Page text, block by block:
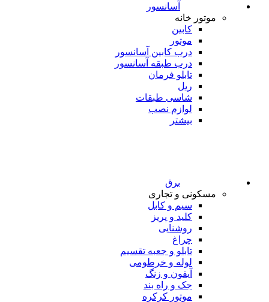
آسانسور
موتور خانه
کابین
موتور
درب کابین آسانسور
درب طبقه آسانسور
تابلو فرمان
ریل
شاسی طبقات
لوازم نصب
بیشتر
برق
مسکونی و تجاری
سیم و کابل
کلید و پریز
روشنایی
چراغ
تابلو و جعبه تقسیم
لوله و خرطومی
آیفون و زنگ
جک و راه بند
موتور کرکره